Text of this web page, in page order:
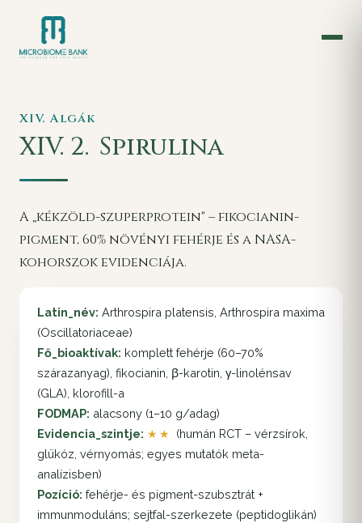
XIV. Algák
XIV. 2. Spirulina
A „kékzöld-szuperprotein" – fikocianin-
pigment, 60% növényi fehérje és a NASA-
kohorszok evidenciája.
Latin_név: Arthrospira platensis, Arthrospira maxima
(Oscillatoriaceae)
Fő_bioaktívak: komplett fehérje (60–70%
szárazanyag), fikocianin, β-karotin, γ-linolénsav
(GLA), klorofill-a
FODMAP: alacsony (1–10 g/adag)
Evidencia_szintje: ★★ (humán RCT – vérzsírok,
glükóz, vérnyomás; egyes mutatók meta-
analízisben)
Pozíció: fehérje- és pigment-szubsztrát +
immunmoduláns; sejtfal-szerkezete (peptidoglikán)